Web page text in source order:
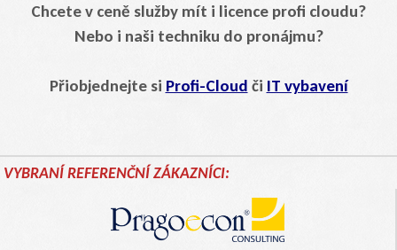
Chcete v ceně služby mít i licence profi cloudu?
Nebo i naši techniku do pronájmu?
Přiobjednejte si Profi-Cloud či IT vybavení
VYBRANÍ REFERENČNÍ ZÁKAZNÍCI: